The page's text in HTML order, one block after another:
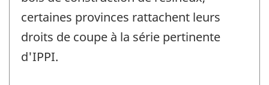
certaines provinces rattachent leurs
droits de coupe à la série pertinente
d'IPPI.